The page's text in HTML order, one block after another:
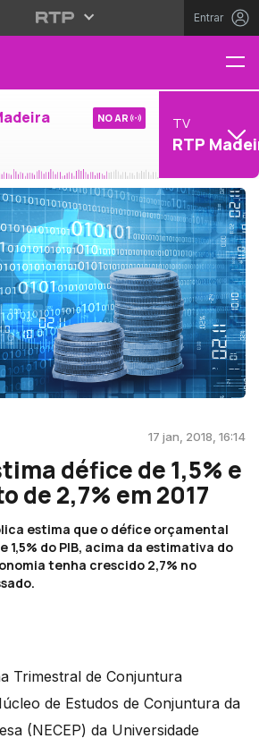
Entrar
NO AR TV
RTP
17 jan, 2018, 16:14
défice de 1,5% e
de 2,7% em 2017
estima que o défice orçamental
1,5% do PIB, acima da estimativa do
tenha crescido 2,7% no
Trimestral de Conjuntura
de Estudos de Conjuntura da
(NECEP) da Universidade